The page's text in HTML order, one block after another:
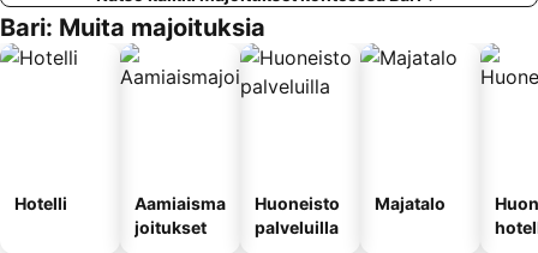
Bari: Muita majoituksia
Hotelli
Aamiaisma
joitukset
Huoneisto
palveluilla
Majatalo